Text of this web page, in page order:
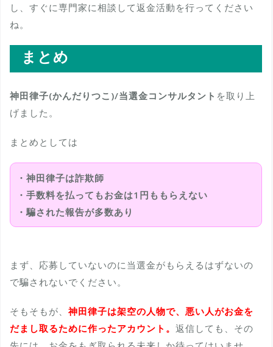
し、すぐに専門家に相談して返金活動を行ってください
ね。
まとめ
神田律子(かんだりつこ)/当選金コンサルタント を取り上
げました。
まとめとしては
・神田律子は詐欺師
・手数料を払ってもお金は1円ももらえない
・騙された報告が多数あり
まず、応募していないのに当選金がもらえるはずないの
で騙されないでください。
そもそもが、 神田律子は架空の人物で、悪い人がお金を
だまし取るために作ったアカウント。 返信しても、その